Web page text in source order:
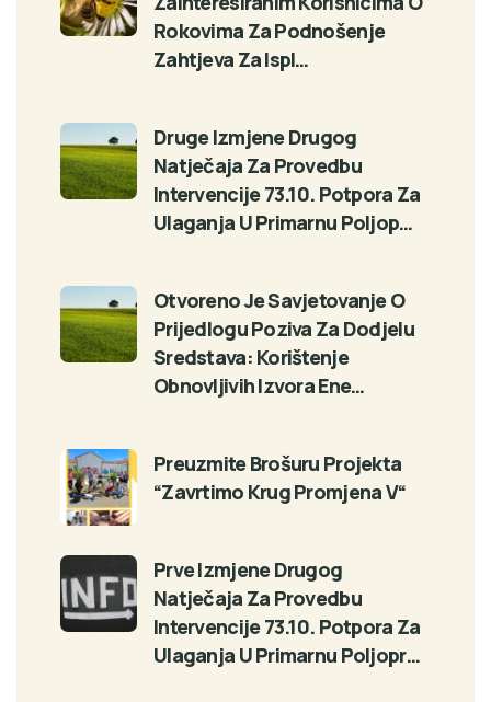
Rokovima Za Podnošenje
Zahtjeva Za Ispl…
Druge Izmjene Drugog
Natječaja Za Provedbu
Intervencije 73.10. Potpora Za
Ulaganja U Primarnu Poljop…
Otvoreno Je Savjetovanje O
Prijedlogu Poziva Za Dodjelu
Sredstava: Korištenje
Obnovljivih Izvora Ene…
Preuzmite Brošuru Projekta
“Zavrtimo Krug Promjena V“
Prve Izmjene Drugog
Natječaja Za Provedbu
Intervencije 73.10. Potpora Za
Ulaganja U Primarnu Poljopr…